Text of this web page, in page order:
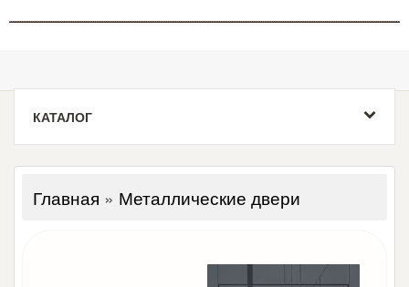
КАТАЛОГ
Главная » Металлические двери